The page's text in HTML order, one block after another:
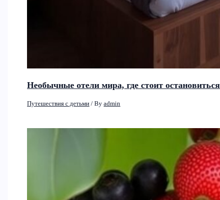
Необычные отели мира, где стоит
Путешествия с детьми / Byadmin